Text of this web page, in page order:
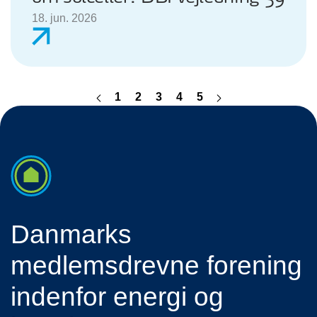
18. jun. 2026
1 2 3 4 5
Danmarks
medlemsdrevne forening
indenfor energi og